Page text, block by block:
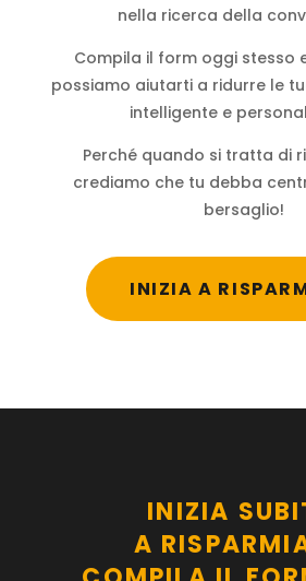
nella ricerca della
Compila il form oggi stesso
possiamo aiutarti a ridurre le
intelligente e
Perché quando si tratta di
crediamo che tu debba
bersaglio!
INIZIA A
INIZIA
A